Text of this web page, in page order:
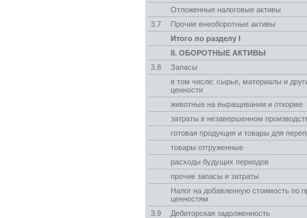
Отложенные налоговые активы
3.7
Прочие внеоборотные активы
Итого по разделу I
II. ОБОРОТНЫЕ АКТИВЫ
3.8
Запасы
в том числе: сырье, материалы и
ценности
животные на выращивании и откорме
затраты в незавершенном
готовая продукция и товары для
товары отгруженные
расходы будущих периодов
прочие запасы и затраты
Налог на добавленную стоимость по
ценностям
3.9
Дебиторская задолженность